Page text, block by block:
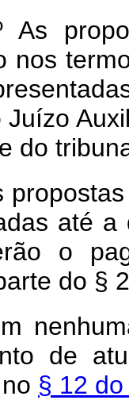
As
nos
Juízo
do
até
o
do §
de
§ 12